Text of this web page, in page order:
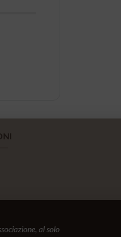
al solo